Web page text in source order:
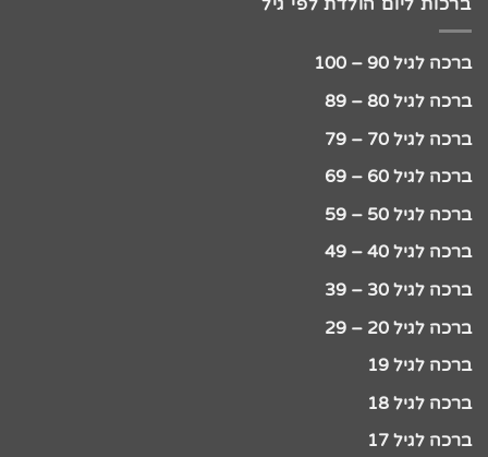
ברכה לגיל 90 – 100
ברכה לגיל 80 – 89
ברכה לגיל 70 – 79
ברכה לגיל 60 – 69
ברכה לגיל 50 – 59
ברכה לגיל 40 – 49
ברכה לגיל 30 – 39
ברכה לגיל 20 – 29
ברכה לגיל 19
ברכה לגיל 18
ברכה לגיל 17